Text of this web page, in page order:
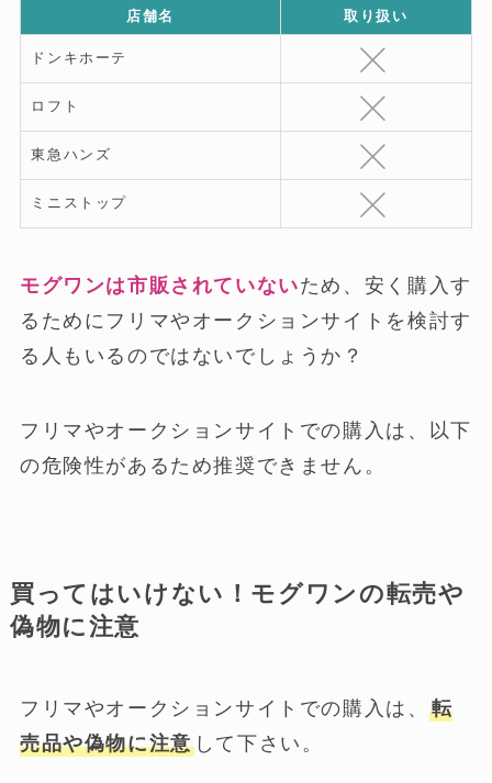
店舗名 取り扱い
ドンキホーテ
ロフト
東急ハンズ
ミニストップ
モグワンは市販されていないため、安く購入す
るためにフリマやオークションサイトを検討す
る人もいるのではないでしょうか？
フリマやオークションサイトでの購入は、以下
の危険性があるため推奨できません。
買ってはいけない！モグワンの転売や
偽物に注意
フリマやオークションサイトでの購入は、 転
売品や偽物に注意して下さい。